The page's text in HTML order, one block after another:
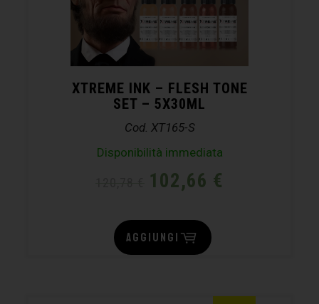
XTREME INK – FLESH TONE
SET – 5X30ML
Cod. XT165-S
Disponibilità immediata
102,66 €
AGGIUNGI